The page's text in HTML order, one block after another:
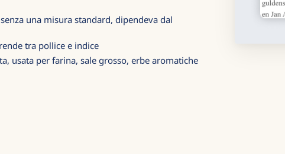
una misura standard, dipendeva dal
tra pollice e indice
usata per farina, sale grosso, erbe aromatiche